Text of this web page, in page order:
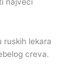
ruskih lekara
creva.